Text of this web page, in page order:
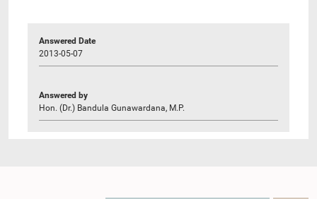
Answered Date
2013-05-07
Answered by
Hon. (Dr.) Bandula Gunawardana, M.P.